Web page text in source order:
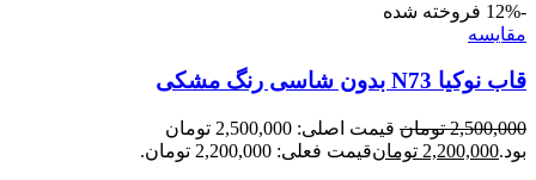
-12%
فروخته شده
مقايسه
قاب نوکیا N73 بدون شاسی رنگ مشکی
2,500,000 تومان
قیمت اصلی: 2,500,000 تومان
بود.2,200,000 تومانقیمت فعلی: 2,200,000 تومان.